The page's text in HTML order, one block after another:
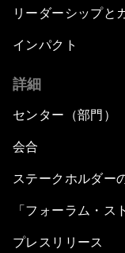
リーダーシップと
インパクト
詳細
センター（部門）
会合
ステークホルダー
「フォーラム・ス
プレスリリース